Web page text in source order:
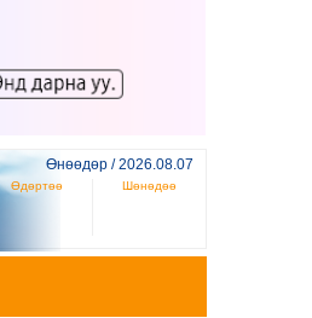
Өнөөдөр / 2026.08.07
Өдөртөө Шөнөдөө